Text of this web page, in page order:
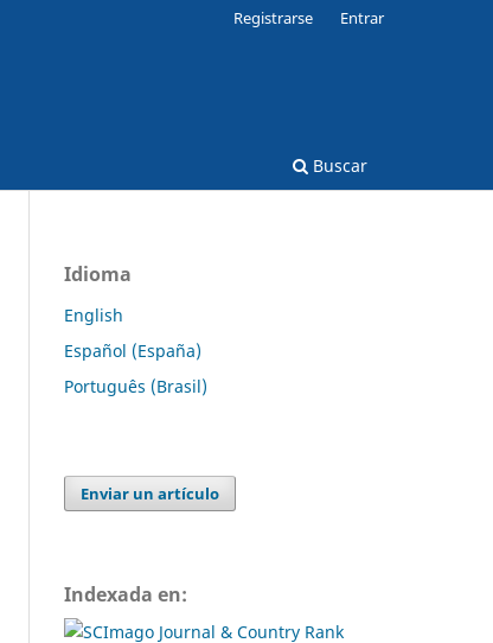
Buscar
Registrarse Entrar
Idioma
English
Español (España)
Português (Brasil)
Enviar un artículo
Indexada en: